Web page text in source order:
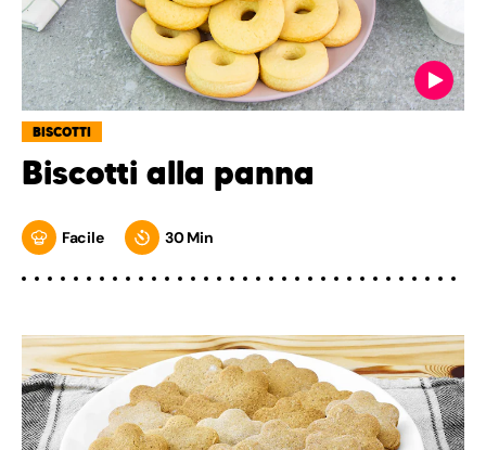
BISCOTTI
Biscotti alla panna
Facile 30 Min